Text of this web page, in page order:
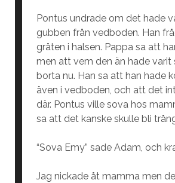
Pontus undrade om det hade
gubben från vedboden. Han
gråten i halsen. Pappa sa att
men att vem den än hade varit
borta nu. Han sa att han hade
även i vedboden, och att det
där. Pontus ville sova hos
sa att det kanske skulle bli
“Sova Emy” sade Adam, och
Jag nickade åt mamma men